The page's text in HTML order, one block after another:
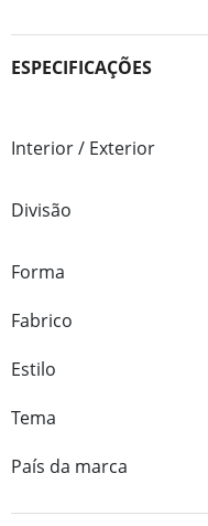
ESPECIFICAÇÕES
Interior / Exterior
Divisão
Forma
Fabrico
Estilo
Tema
País da marca